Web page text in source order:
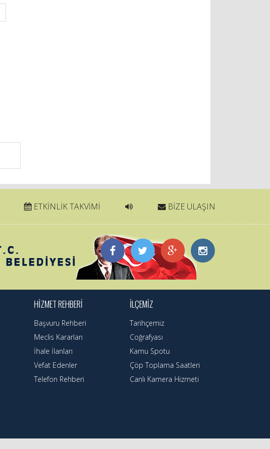
BİZE ULAŞIN
ETKİNLİK TAKVİMİ
HİZMET REHBERİ
Başvuru Rehberi
Meclis Kararları
İhale İlanları
Vefat Edenler
Telefon Rehberi
İLÇEMİZ
Tarihçemiz
Coğrafyası
Kamu Spotu
Çöp Toplama Saatleri
Canlı Kamera Hizmeti